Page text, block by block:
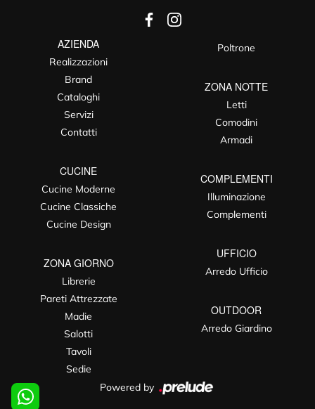
AZIENDA
Realizzazioni
Brand
Cataloghi
Servizi
Contatti
CUCINE
Cucine Moderne
Cucine Classiche
Cucine Design
ZONA GIORNO
Librerie
Pareti Attrezzate
Madie
Salotti
Tavoli
Sedie
Poltrone
ZONA NOTTE
Letti
Comodini
Armadi
COMPLEMENTI
Illuminazione
Complementi
UFFICIO
Arredo Ufficio
OUTDOOR
Arredo Giardino
Powered by